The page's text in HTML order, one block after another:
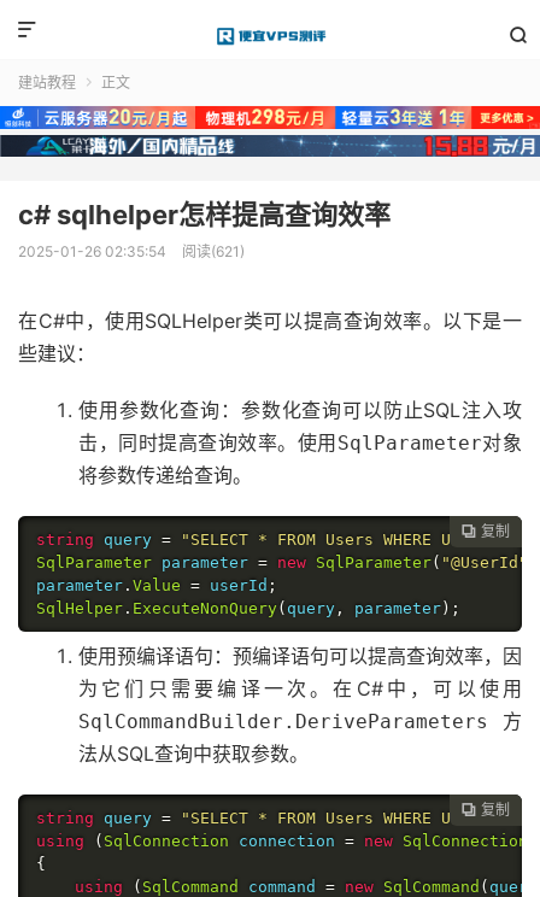


建站教程  正文
c# sqlhelper怎样提高查询效率
2025-01-26 02:35:54 阅读(621)
在C#中，使用SQLHelper类可以提高查询效率。以下是一
些建议：
使用参数化查询：参数化查询可以防止SQL注入攻
击，同时提高查询效率。使用 SqlParameter对象
将参数传递给查询。
 复制
string query =
"SELECT * FROM Users WHERE UserId =
SqlParameter parameter = new SqlParameter( "@UserId"
parameter . Value = userId ;
SqlHelper . ExecuteNonQuery( query , parameter );
使用预编译语句：预编译语句可以提高查询效率，因
为它们只需要编译一次。在C#中，可以使用
SqlCommandBuilder.DeriveParameters
方
法从SQL查询中获取参数。
 复制
string query =
"SELECT * FROM Users WHERE UserId =
using
( SqlConnection connection = new SqlConnection
{
using
( SqlCommand command = new SqlCommand ( query